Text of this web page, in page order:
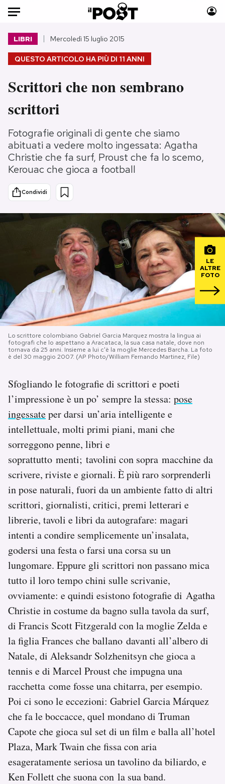
Auto
HOME
Italia
Politica
Tecnologia
Internet
Scienza
Cultura
Economia
Sport
Moda
Storie/Idee
Ok Boomer!
Media
Europa
PODCAST
NEWSLETTER
I MIEI PREFERITI
SHOP
CALENDARIO
AREA PERSONALE
Area Personale
Newsletter
Notifiche mobile
Regala il Post
Hai bisogno di aiuto?
QUESTO ARTICOLO HA PIÙ DI 11 ANNI
LIBRI Mercoledì 15 luglio 2015
Scrittori che non sembrano
scrittori
Fotografie originali di gente che siamo
abituati a vedere molto ingessata: Agatha
Christie che fa surf, Proust che fa lo scemo,
Kerouac che gioca a football
Condividi
LE
ALTRE
FOTO
Lo scrittore colombiano Gabriel Garcia Marquez mostra la lingua ai
fotografi che lo aspettano a Aracataca, la sua casa natale, dove non
tornava da 25 anni. Insieme a lui c'è la moglie Mercedes Barcha. La foto
è del 30 maggio 2007. (AP Photo/William Fernando Martinez, File)
Sfogliando le fotografie di scrittori e poeti
l’impressione è un po’ sempre la stessa: pose
ingessateper darsi un’aria intelligente e
intellettuale, molti primi piani, mani che
sorreggono penne, libri e
soprattutto menti; tavolini con sopra macchine da
scrivere, riviste e giornali. È più raro sorprenderli
in pose naturali, fuori da un ambiente fatto di altri
scrittori, giornalisti, critici, premi letterari e
librerie, tavoli e libri da autografare: magari
intenti a condire semplicemente un’insalata,
godersi una festa o farsi una corsa su un
lungomare. Eppure gli scrittori non passano mica
tutto il loro tempo chini sulle scrivanie,
ovviamente: e quindi esistono fotografie di Agatha
Christie in costume da bagno sulla tavola da surf,
di Francis Scott Fitzgerald con la moglie Zelda e
la figlia Frances che ballano davanti all’albero di
Natale, di Aleksandr Solzhenitsyn che gioca a
tennis e di Marcel Proust che impugna una
racchetta come fosse una chitarra, per esempio.
Poi ci sono le eccezioni: Gabriel Garcia Márquez
che fa le boccacce, quel mondano di Truman
Capote che gioca sul set di un film e balla all’hotel
Plaza, Mark Twain che fissa con aria
esageratamente seriosa un tavolino da biliardo, e
Ken Follett che suona con la sua band.